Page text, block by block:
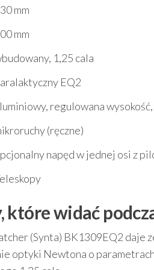
mm
mm
1,25 cala
EQ2
regulowana wysokość,
(ręczne)
napęd w jednej osi z
które widać
(Synta) BK1309EQ2 daje
optyki Newtona o